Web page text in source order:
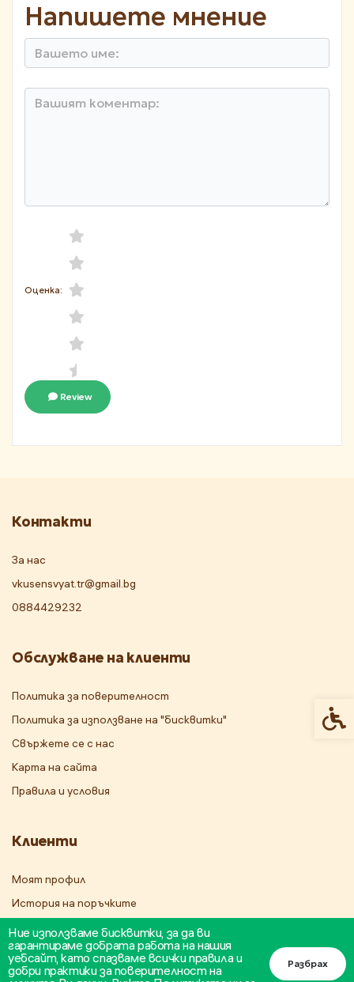
Напишете мнение
Оценка:
Review
Ние използваме бисквитки, за да ви
гарантираме добрата работа на нашия
уебсайт, като спазваме всички правила и
добри практики за поверителност на
Разбрах
Контакти
За нас
vkusensvyat.tr@gmail.bg
0884429232
Обслужване на клиенти
Политика за поверителност
Политика за използване на "бисквитки"
Свържете се с нас
Карта на сайта
Правила и условия
Клиенти
Моят профил
История на поръчките
Бюлетин